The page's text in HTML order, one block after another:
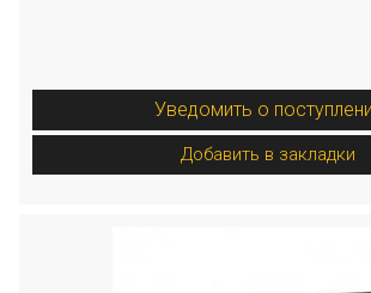
Уведомить о
Добавить в закладки